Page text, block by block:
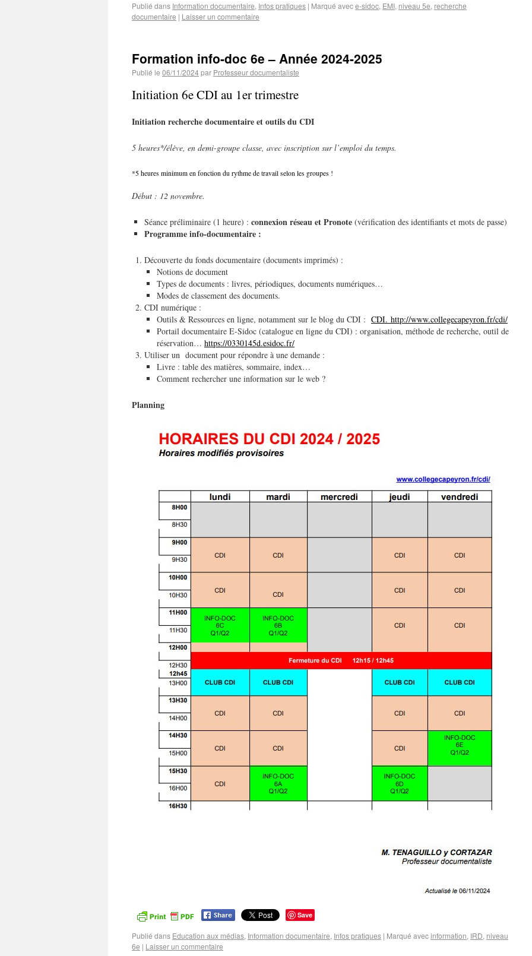
Publié dans Information documentaire, Infos pratiques | Marqué avece-sidoc, EMI, niveau 5e, recherche
documentaire | Laisser un commentaire
Formation info-doc 6e – Année 2024-2025
Publié le 06/11/2024par Professeur documentaliste
Initiation 6e CDI au 1er trimestre
Initiation recherche documentaire et outils du CDI
5 heures*/élève, en demi-groupe classe, avec inscription sur l’emploi du temps.
*5 heures minimum en fonction du rythme de travail selon les groupes !
Début : 12 novembre.
Séance préliminaire (1 heure) : connexion réseau et Pronote (vérification des identifiants et mots de passe)
Programme info-documentaire :
Découverte du fonds documentaire (documents imprimés) :
Notions de document
Types de documents : livres, périodiques, documents numériques…
Modes de classement des documents.
CDI numérique :
Outils & Ressources en ligne, notamment sur le blog du CDI : CDI. http://www.collegecapeyron.fr/cdi/
Portail documentaire E-Sidoc (catalogue en ligne du CDI) : organisation, méthode de recherche, outil de
réservation… https://0330145d.esidoc.fr/
Utiliser un document pour répondre à une demande :
Livre : table des matières, sommaire, index…
Comment rechercher une information sur le web ?
Planning
Save
Publié dans Education aux médias, Information documentaire, Infos pratiques | Marqué avecinformation, IRD, niveau
6e | Laisser un commentaire